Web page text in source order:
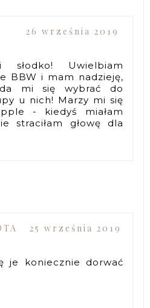
26 września 2019
słodko! Uwielbiam
BBW i mam nadzieję,
mi się wybrać do
u nich! Marzy mi się
- kiedyś miałam
straciłam głowę dla
25 września 2019
je koniecznie dorwać